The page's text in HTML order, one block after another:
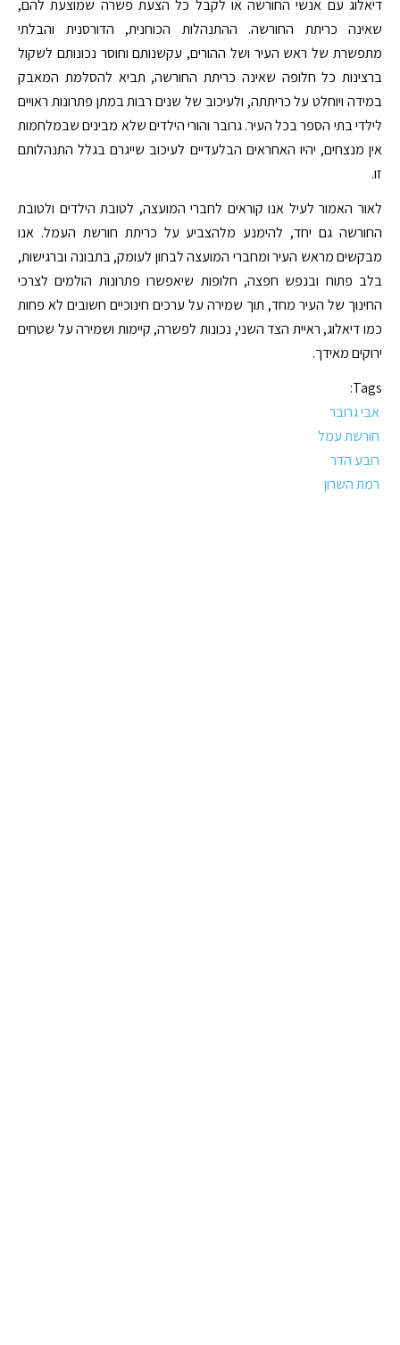
דיאלוג עם אנשי החורשה או לקבל כל הצעת פשרה שמוצעת להם,
שאינה כריתת החורשה. ההתנהלות הכוחנית, הדורסנית והבלתי
מתפשרת של ראש העיר ושל ההורים, עקשנותם וחוסר נכונותם לשקול
ברצינות כל חלופה שאינה כריתת החורשה, תביא להסלמת המאבק
במידה ויוחלט על כריתתה, ולעיכוב של שנים רבות במתן פתרונות ראויים
לילדי בתי הספר בכל העיר. גרובר והורי הילדים שלא מבינים שבמלחמות
אין מנצחים, יהיו האחראים הבלעדיים לעיכוב שייגרם בגלל התנהלותם
זו.
לאור האמור לעיל אנו קוראים לחברי המועצה, לטובת הילדים ולטובת
החורשה גם יחד, להימנע מלהצביע על כריתת חורשת העמל. אנו
מבקשים מראש העיר ומחברי המועצה לבחון לעומק, בתבונה וברגישות,
בלב פתוח ובנפש חפצה, חלופות שיאפשרו פתרונות הולמים לצרכי
החינוך של העיר מחד, תוך שמירה על ערכים חינוכיים חשובים לא פחות
כמו דיאלוג, ראיית הצד השני, נכונות לפשרה, קיימות ושמירה על שטחים
ירוקים מאידך.
Tags:
אבי גרובר
חורשת עמל
רובע הדר
רמת השרון